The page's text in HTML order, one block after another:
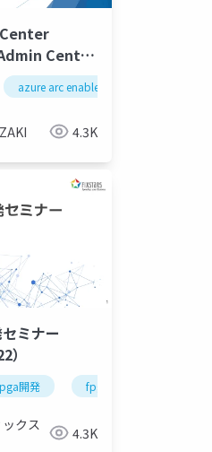
Center
Admin
azure arc enabled server
4.3K
語-
ミナー
開発 fpga開発シリーズ
クス
4.3K